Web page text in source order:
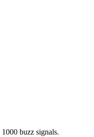
buzz signals.